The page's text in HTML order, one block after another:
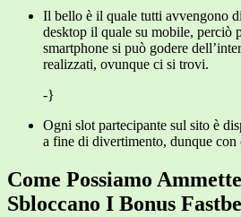
Il bello è il quale tutti avvengono
desktop il quale su mobile, perciò
smartphone si può godere
realizzati, ovunque ci si trovi.
-}
Ogni slot partecipante sul sito è
a fine di divertimento, dunque con
Come Possiamo
Sbloccano I Bonus